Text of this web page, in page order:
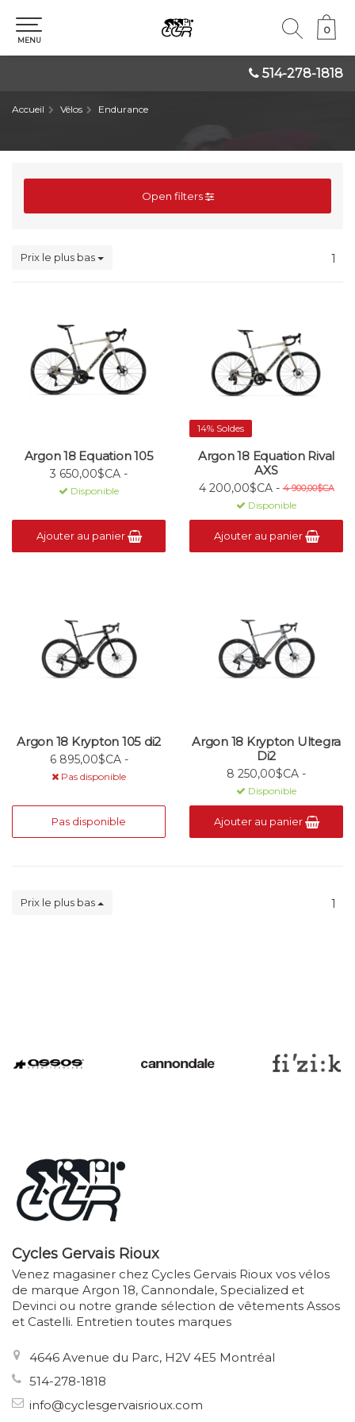
514-278-1818
0
0
MENU
Accueil Vélos Endurance
Open filters
Prix le plus bas 1
Argon 18 Equation 105
3 650,00$CA -
Disponible
Ajouter au panier
14% Soldes
Argon 18 Equation Rival
AXS
4 200,00$CA - 4 900,00$CA
Disponible
Ajouter au panier
Argon 18 Krypton 105 di2
6 895,00$CA -
Pas disponible
Pas disponible
Argon 18 Krypton Ultegra
Di2
8 250,00$CA -
Disponible
Ajouter au panier
Prix le plus bas 1
Cycles Gervais Rioux
Venez magasiner chez Cycles Gervais Rioux vos vélos
de marque Argon 18, Cannondale, Specialized et
Devinci ou notre grande sélection de vêtements Assos
et Castelli. Entretien toutes marques
4646 Avenue du Parc, H2V 4E5 Montréal
514-278-1818
info@cyclesgervaisrioux.com